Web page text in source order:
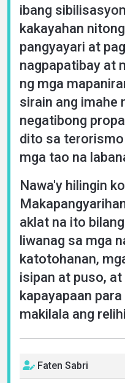
ibang
kakayahan
pangyayari at
nagpapatibay at
ng mga
sirain ang imahe
negatibong
dito sa
mga tao na
Nawa'y hilingin
aklat na ito
liwanag sa mga
katotohanan,
isipan at puso,
kapayapaan
makilala ang
Faten Sabri